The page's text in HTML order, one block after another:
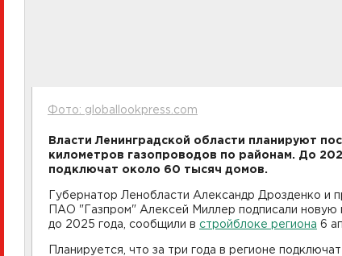
Фото: globallookpress.com
Власти Ленинградской области планируют
километров газопроводов по районам. До
подключат около 60 тысяч домов.
Губернатор Ленобласти Александр Дрозденко и
ПАО "Газпром" Алексей Миллер подписали новую
до 2025 года, сообщили в стройблоке региона 6
Планируется, что за три года в регионе